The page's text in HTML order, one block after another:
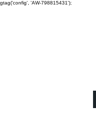
gtag('config', 'AW-798815431');